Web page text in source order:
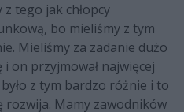
tego jak chłopcy
bo mieliśmy z tym
Mieliśmy za zadanie dużo
on przyjmował najwięcej
z tym bardzo różnie i to
rozwija. Mamy zawodników